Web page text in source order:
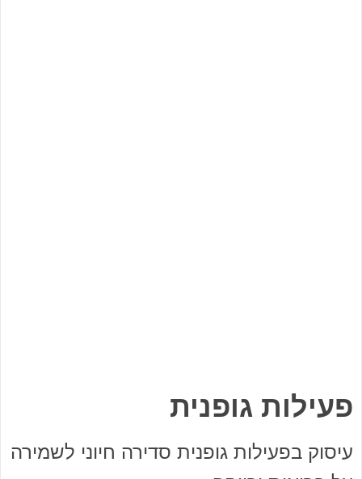
פעילות גופנית
עיסוק בפעילות גופנית סדירה חיוני לשמירה